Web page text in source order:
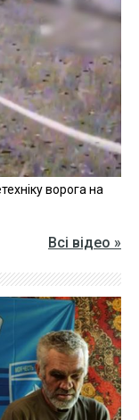
ворога на
Всі відео »